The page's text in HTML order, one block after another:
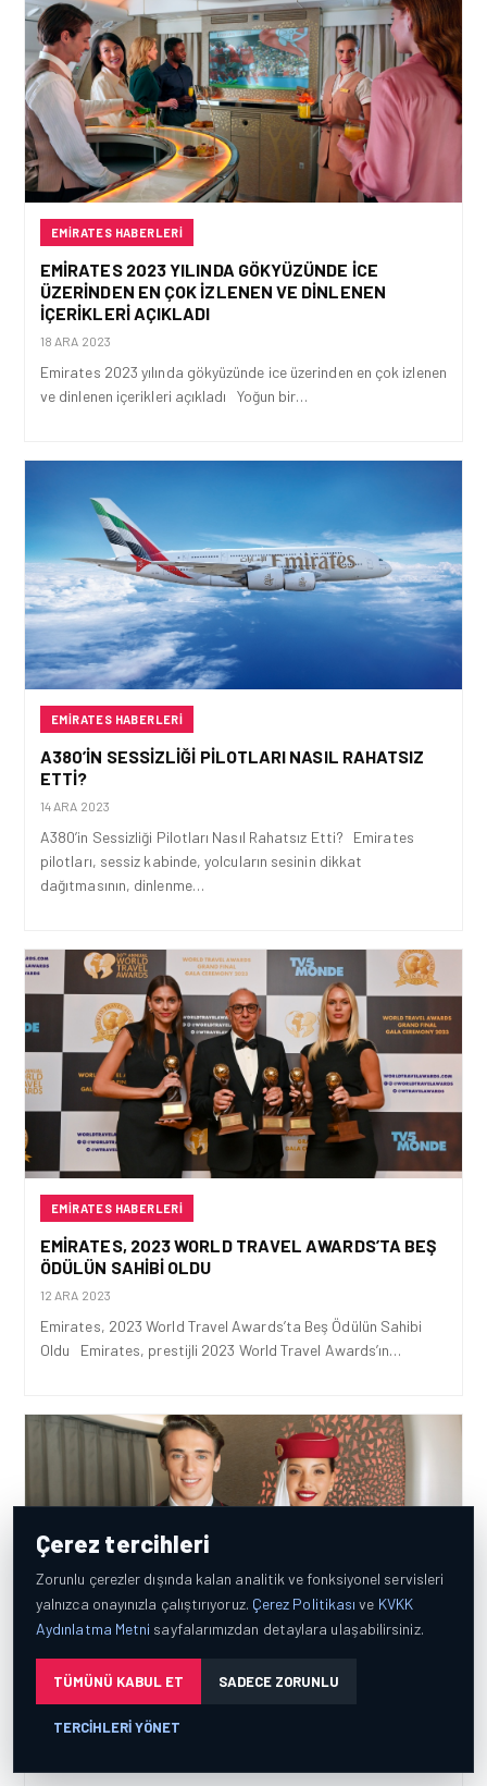
EMIRATES HABERLERI
EMIRATES 2023 YILINDA GÖKYÜZÜNDE ICE
ÜZERINDEN EN ÇOK IZLENEN VE DINLENEN
IÇERIKLERI AÇIKLADI
18 ARA 2023
Emirates 2023 yılında gökyüzünde ice üzerinden en çok izlenen
ve dinlenen içerikleri açıkladı Yoğun bir…
EMIRATES HABERLERI
A380’IN SESSIZLIĞI PILOTLARI NASIL RAHATSIZ
ETTI?
14 ARA 2023
A380’in Sessizliği Pilotları Nasıl Rahatsız Etti? Emirates
pilotları, sessiz kabinde, yolcuların sesinin dikkat
dağıtmasının, dinlenme…
EMIRATES HABERLERI
EMIRATES, 2023 WORLD TRAVEL AWARDS’TA BEŞ
ÖDÜLÜN SAHIBI OLDU
12 ARA 2023
Emirates, 2023 World Travel Awards’ta Beş Ödülün Sahibi
Oldu Emirates, prestijli 2023 World Travel Awards’ın…
EMIRATES HABERLERI
EMIRATES, KABIN MEMURU ALIMLARINA DEVAM
EDIYOR
Çerez tercihleri
Zorunlu çerezler dışında kalan analitik ve fonksiyonel servisleri
yalnızca onayınızla çalıştırıyoruz. Çerez Politikası ve KVKK
Aydınlatma Metni sayfalarımızdan detaylara ulaşabilirsiniz.
TÜMÜNÜ KABUL ET SADECE ZORUNLU
TERCIHLERI YÖNET